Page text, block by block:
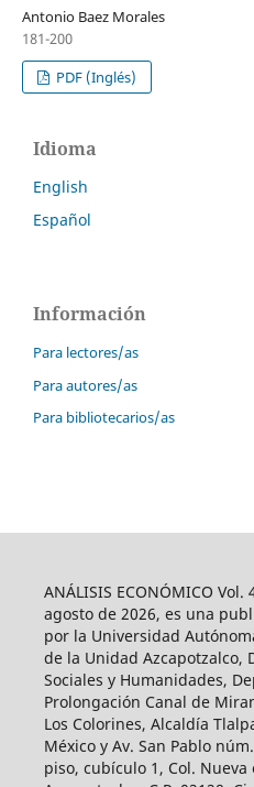
Antonio Baez Morales
181-200
PDF (Inglés)
Idioma
English
Español
Información
Para lectores/as
Para autores/as
Para bibliotecarios/as
ANÁLISIS ECONÓMICO
agosto de 2026, es una
por la Universidad
de la Unidad Azcapotzalco,
Sociales y Humanidades,
Prolongación Canal de
Los Colorines, Alcaldía
México y Av. San Pablo
piso, cubículo 1, Col. Nueva